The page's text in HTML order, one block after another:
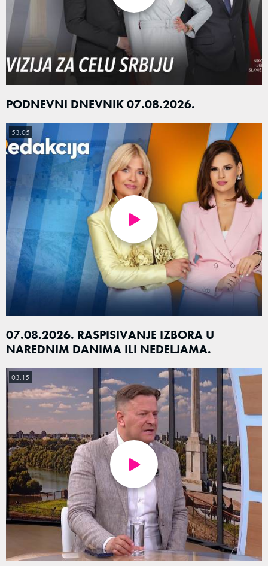
PODNEVNI DNEVNIK 07.08.2026.
07.08.2026. RASPISIVANJE IZBORA U
NAREDNIM DANIMA ILI NEDELJAMA.
53:05
03:15